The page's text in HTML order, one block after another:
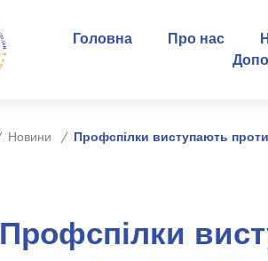
Головна Про нас
Новини Профспілки виступають
Профспілки